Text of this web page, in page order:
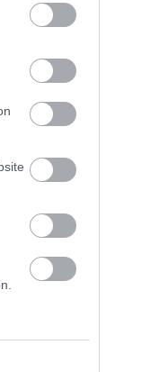
Οι
στις
19